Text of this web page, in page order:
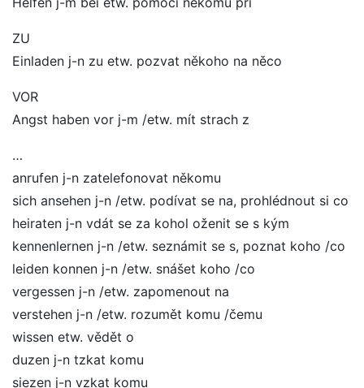
ZU
Einladen j-n zu etw. pozvat někoho na něco
VOR
Angst haben vor j-m /etw. mít strach z
…
anrufen j-n zatelefonovat někomu
sich ansehen j-n /etw. podívat se na, prohlédnout si co
heiraten j-n vdát se za kohol oženit se s kým
kennenlernen j-n /etw. seznámit se s, poznat koho /co
leiden konnen j-n /etw. snášet koho /co
vergessen j-n /etw. zapomenout na
verstehen j-n /etw. rozumět komu /čemu
wissen etw. vědět o
duzen j-n tzkat komu
siezen j-n vzkat komu